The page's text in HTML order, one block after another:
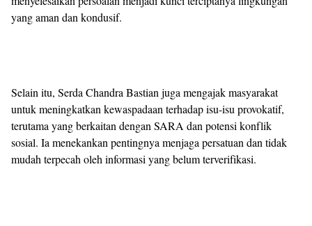
yang aman dan kondusif.
Selain itu, Serda Chandra Bastian juga mengajak masyarakat
untuk meningkatkan kewaspadaan terhadap isu-isu provokatif,
terutama yang berkaitan dengan SARA dan potensi konflik
sosial. Ia menekankan pentingnya menjaga persatuan dan tidak
mudah terpecah oleh informasi yang belum terverifikasi.